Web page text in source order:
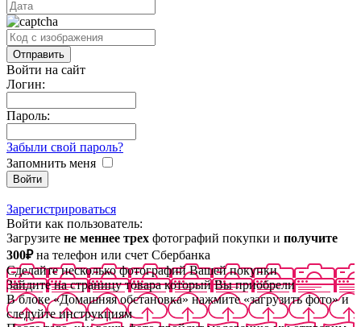
Войти на сайт
Логин:
Пароль:
Забыли свой пароль?
Запомнить меня
Зарегистрироваться
Войти как пользователь:
Загрузите не меннее трех фотографий покупки и получите
300₽на телефон или счет Сбербанка
Сделайте несколько фотографий Вашей покупки
Зайдите на страницу товара который Вы приобрели
В блоке «Домашняя обстановка» нажмите «загрузить фото» и
следуйте инструкциям